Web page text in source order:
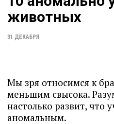
животных
31 ДЕКАБРЯ
Мы зря относимся к
меньшим свысока.
настолько развит, что
аномальным.